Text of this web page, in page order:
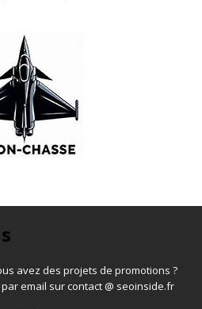
avez des projets de promotions ?
email sur contact @ seoinside.fr